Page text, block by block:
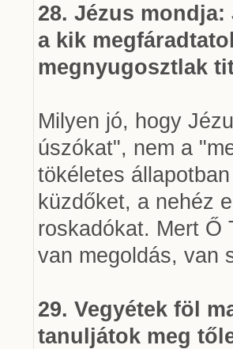
28. Jézus
a kik
megnyugosztlak
Milyen jó, hogy
úszókat", nem a
tökéletes
küzdőket, a nehéz
roskadókat. Mert Ő
van megoldás, van
29. Vegyétek föl
tanuljátok meg